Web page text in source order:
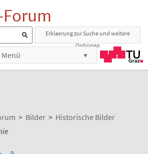
Erklaerung zur Suche und weitere
Optionen
Menü
> Bilder > Historische Bilder